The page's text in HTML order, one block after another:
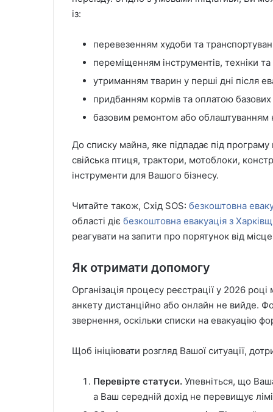
із:
перевезенням худоби та
переміщенням інструментів, техніки
утриманням тварин у перші дні після
придбанням кормів та оплатою
базовим ремонтом або облаштуванням
До списку майна, яке підпадає під
свійська птиця, трактори, мотоблоки,
інструменти для Вашого бізнесу.
Читайте також, Схід SOS: безкоштовна
області діє безкоштовна евакуація з
реагувати на запити про порятунок від
Як отримати допомогу
Організація процесу реєстрації у 2026
анкету дистанційно або онлайн не вийде.
звернення, оскільки списки на евакуацію
Щоб ініціювати розгляд Вашої ситуації,
Перевірте статуси. Упевніться, що
а Ваш середній дохід не перевищує